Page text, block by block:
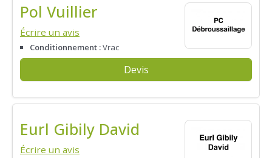
TROUVER SON FOURNISSEUR
BLOG
Pol Vuillier
Écrire un avis
Conditionnement :Vrac
Devis
Eurl Gibily David
Écrire un avis